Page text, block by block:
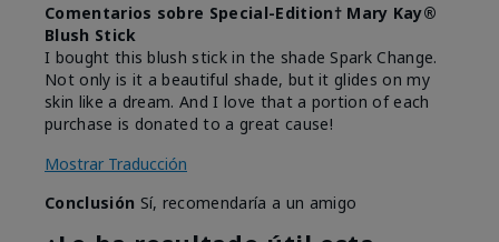
Comentarios sobre Special-Edition† Mary Kay®
Blush Stick
I bought this blush stick in the shade Spark Change.
Not only is it a beautiful shade, but it glides on my
skin like a dream. And I love that a portion of each
purchase is donated to a great cause!
Mostrar Traducción
Conclusión Sí, recomendaría a un amigo